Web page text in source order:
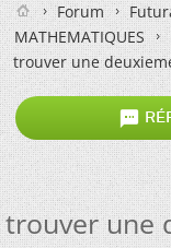
Forum
MATHEMATIQUES
trouver une

trouver une